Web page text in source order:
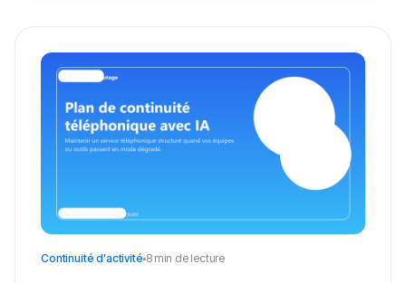
Continuité d'activité 8 min de lecture